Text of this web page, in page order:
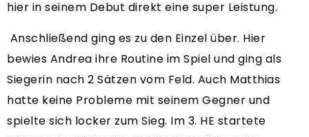
hier in seinem Debut direkt eine super Leistung.
Anschließend ging es zu den Einzel über. Hier
bewies Andrea ihre Routine im Spiel und ging als
Siegerin nach 2 Sätzen vom Feld. Auch Matthias
hatte keine Probleme mit seinem Gegner und
spielte sich locker zum Sieg. Im 3. HE startete